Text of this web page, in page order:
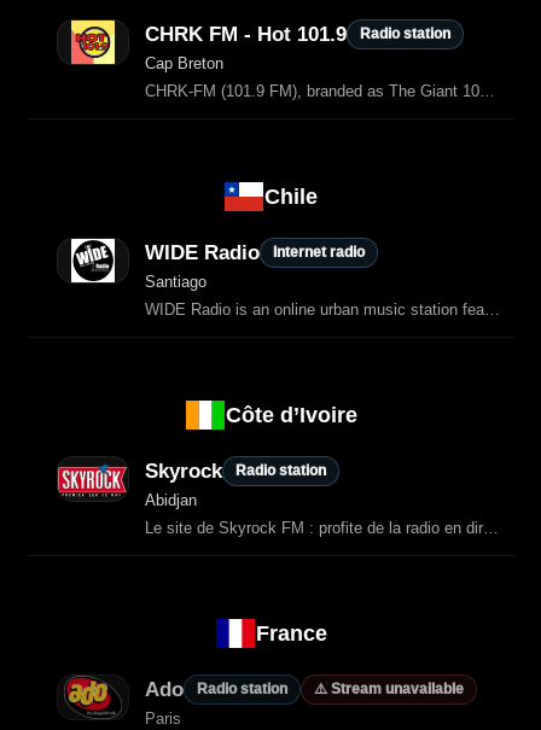
CHRK FM - Hot 101.9 Radio station
Cap Breton
CHRK‑FM (101.9 FM), branded as The Giant 101.9 or Hot 101.9, is a radio station based in Sydney, Nova Scotia, Canada.
Chile
WIDE Radio Internet radio
Santiago
WIDE Radio is an online urban music station featuring hip-hop, rap, and underground sounds.
Côte d’Ivoire
Skyrock Radio station
Abidjan
Le site de Skyrock FM : profite de la radio en direct et de contenus exclusifs, retrouve tes hits préférés, émissions, et actus
France
Ado Radio station ⚠️ Stream unavailable
Paris